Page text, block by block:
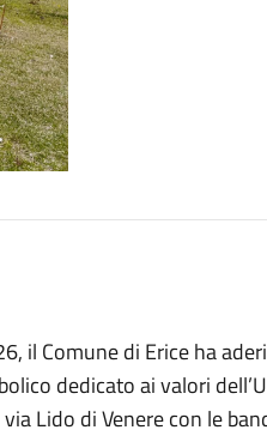
il Comune di Erice ha
dedicato ai valori
Lido di Venere con le